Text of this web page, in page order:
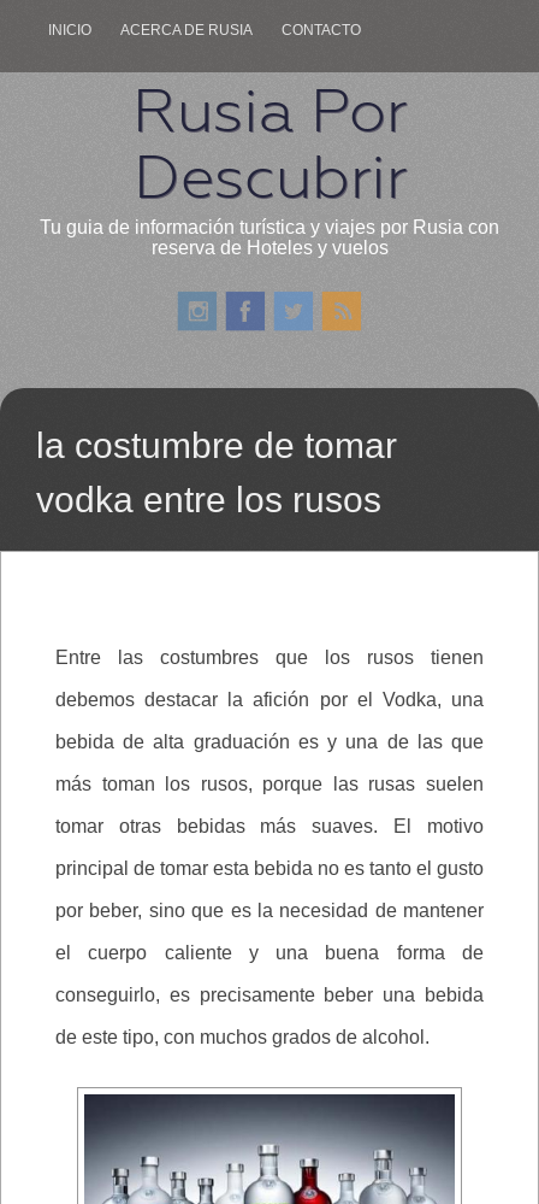
INICIO ACERCA DE RUSIA CONTACTO
Rusia Por
Descubrir
Tu guia de información turística y viajes por Rusia con
reserva de Hoteles y vuelos
la costumbre de tomar
vodka entre los rusos
Entre las costumbres que los rusos tienen
debemos destacar la afición por el Vodka, una
bebida de alta graduación es y una de las que
más toman los rusos, porque las rusas suelen
tomar otras bebidas más suaves. El motivo
principal de tomar esta bebida no es tanto el gusto
por beber, sino que es la necesidad de mantener
el cuerpo caliente y una buena forma de
conseguirlo, es precisamente beber una bebida
de este tipo, con muchos grados de alcohol.